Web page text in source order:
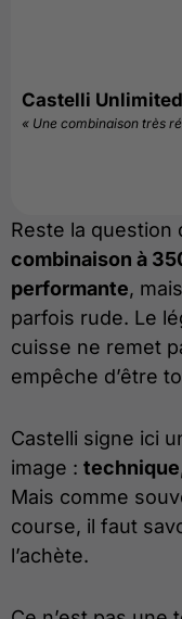
Castelli
« Une combinaison très
Reste la question
combinaison à
performante,
parfois rude. Le
cuisse ne remet
empêche d’être
Castelli signe ici
image :
Mais comme
course, il faut
l’achète.